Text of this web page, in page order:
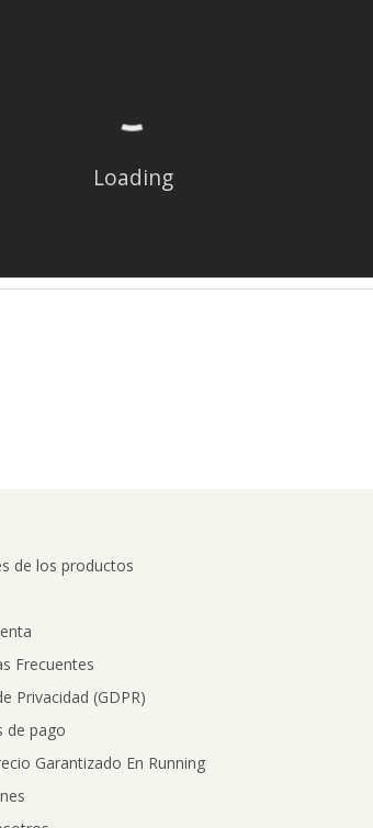
Loading
de los productos
Frecuentes
Privacidad (GDPR)
pago
Garantizado En Running